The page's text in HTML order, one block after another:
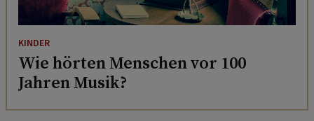
KINDER
Wie hörten Menschen vor 100
Jahren Musik?